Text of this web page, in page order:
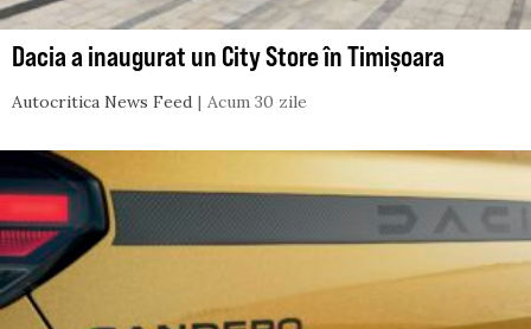
Dacia a inaugurat un City Store în Timișoara
Autocritica News Feed Acum 30 zile